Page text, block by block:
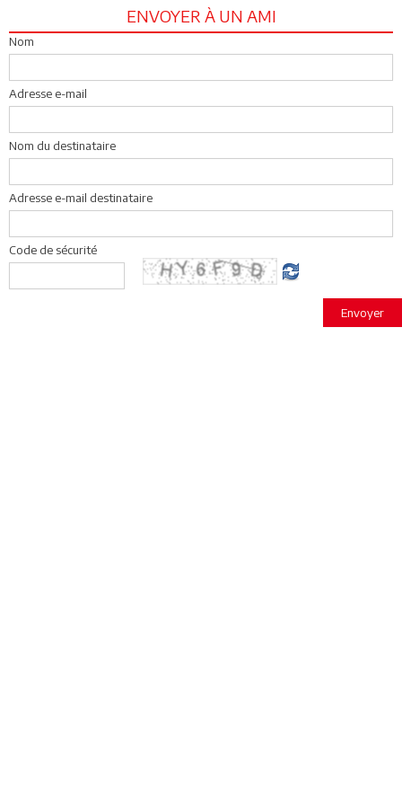
ENVOYER À UN AMI
Nom
Adresse e-mail
Nom du destinataire
Adresse e-mail destinataire
Code de sécurité
Envoyer